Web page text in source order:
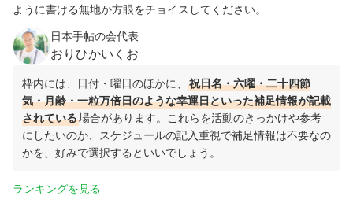
ように書ける無地か方眼をチョイスしてください。
日本手帖の会代表
おりひかいくお
枠内には、日付・曜日のほかに、
祝日名・六曜・二十四節
気・月齢・一粒万倍日のような幸運日といった補足情報が記載
されている場合があります。これらを活動のきっかけや参考
にしたいのか、スケジュールの記入重視で補足情報は不要なの
かを、好みで選択するといいでしょう。
ランキングを見る